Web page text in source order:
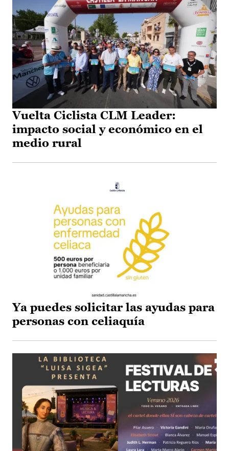
Vuelta Ciclista CLM Leader:
impacto social y económico en el
medio rural
Ya puedes solicitar las ayudas para
personas con celiaquía